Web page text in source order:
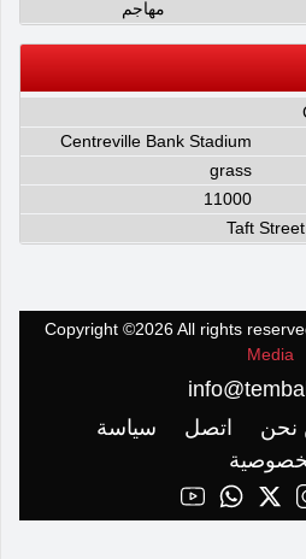
مهاجم
Centreville Bank Stadium
grass
11000
Copyright ©2026 All rights
Media
نحن اتصل
سياسة